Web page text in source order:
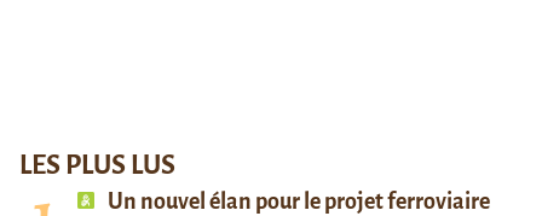
LES PLUS LUS
Un nouvel élan pour le projet ferroviaire